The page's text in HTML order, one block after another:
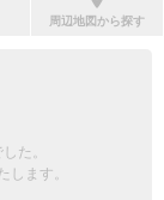
割引あり周辺地図から探す
た。
します。